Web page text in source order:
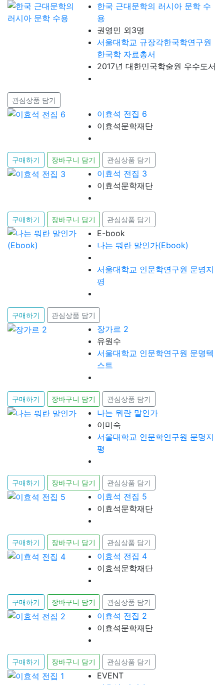
한국 근대문학의 러시아 문학 수
용
권영민 외3명
서울대학교 규장각한국학연구원
한국학 자료총서
2017년 대한민국학술원 우수도서
관심상품 담기
이효석 전집 6
이효석문학재단
구매하기 장바구니 담기 관심상품 담기
이효석 전집 3
이효석문학재단
구매하기 장바구니 담기 관심상품 담기
E-book
나는 뭐란 말인가(Ebook)
서울대학교 인문학연구원 문명지
평
구매하기 관심상품 담기
장가르 2
유원수
서울대학교 인문학연구원 문명텍
스트
구매하기 장바구니 담기 관심상품 담기
나는 뭐란 말인가
이미숙
서울대학교 인문학연구원 문명지
평
구매하기 장바구니 담기 관심상품 담기
이효석 전집 5
이효석문학재단
구매하기 장바구니 담기 관심상품 담기
이효석 전집 4
이효석문학재단
구매하기 장바구니 담기 관심상품 담기
이효석 전집 2
이효석문학재단
구매하기 장바구니 담기 관심상품 담기
EVENT